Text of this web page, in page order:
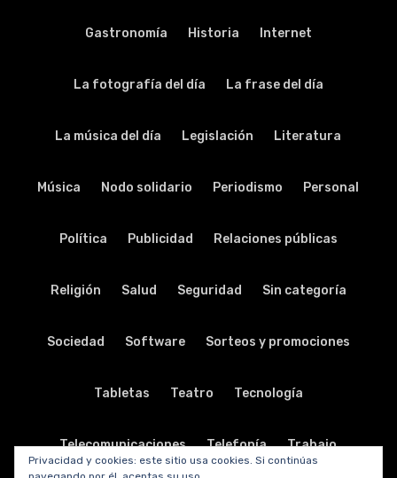
Gastronomía Historia Internet
La fotografía del día La frase del día
La música del día Legislación Literatura
Música Nodo solidario Periodismo Personal
Política Publicidad Relaciones públicas
Religión Salud Seguridad Sin categoría
Sociedad Software Sorteos y promociones
Tabletas Teatro Tecnología
Telecomunicaciones Telefonía Trabajo
Privacidad y cookies: este sitio usa cookies. Si continúas